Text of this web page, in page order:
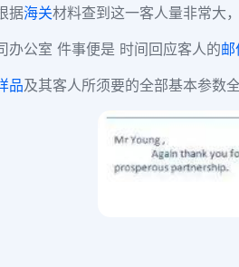
据海关材料查到这一客人量非常大
办公室 件事便是 时间回应客人的邮
品及其客人所须要的全部基本参数